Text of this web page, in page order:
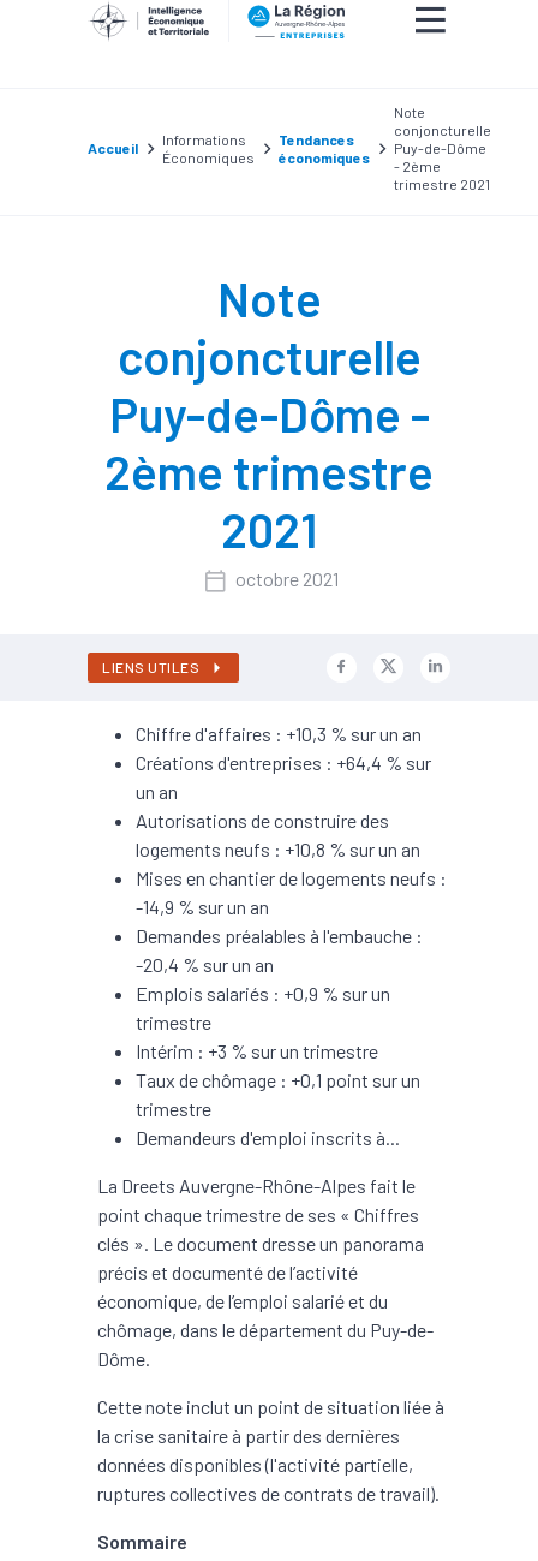
Accueil
Informations
Économiques
Tendances
économiques
Note
conjoncturelle
Puy-de-Dôme
- 2ème
trimestre 2021
Note
conjoncturelle
Puy-de-Dôme -
2ème trimestre
2021
octobre 2021
LIENS UTILES
Chiffre d'affaires : +10,3 % sur un an
Créations d'entreprises : +64,4 % sur
un an
Autorisations de construire des
logements neufs : +10,8 % sur un an
Mises en chantier de logements neufs :
-14,9 % sur un an
Demandes préalables à l'embauche :
-20,4 % sur un an
Emplois salariés : +0,9 % sur un
trimestre
Intérim : +3 % sur un trimestre
Taux de chômage : +0,1 point sur un
trimestre
Demandeurs d'emploi inscrits à...
La Dreets Auvergne-Rhône-Alpes fait le
point chaque trimestre de ses « Chiffres
clés ». Le document dresse un panorama
précis et documenté de l’activité
économique, de l’emploi salarié et du
chômage, dans le département du Puy-de-
Dôme.
Cette note inclut un point de situation liée à
la crise sanitaire à partir des dernières
données disponibles (l'activité partielle,
ruptures collectives de contrats de travail).
Sommaire